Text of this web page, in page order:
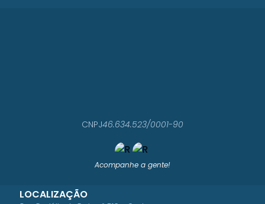
Acompanhe a gente!
LOCALIZAÇÃO
CNPJ46.634.523/0001-90